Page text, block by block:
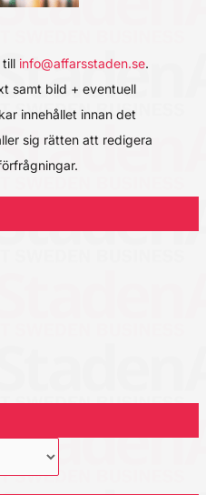
till info@affarsstaden.se.
samt bild + eventuell
innehållet innan det
sig rätten att redigera